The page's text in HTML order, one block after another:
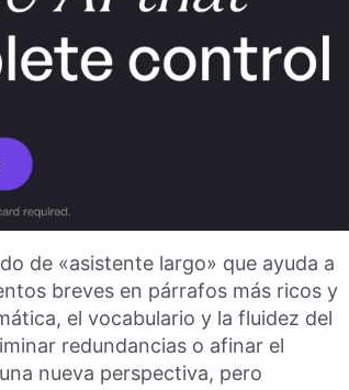
de «asistente largo» que ayuda a
breves en párrafos más ricos y
el vocabulario y la fluidez del
redundancias o afinar el
nueva perspectiva, pero